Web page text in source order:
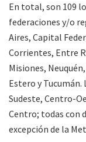
En total, son 109
federaciones y/o
Aires, Capital
Corrientes, Entre
Misiones,
Estero y Tucumán.
Sudeste, Centro-
Centro; todas con
excepción de la